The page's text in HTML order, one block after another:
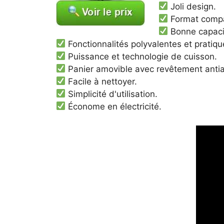
Joli design.
Format
Bonne
Fonctionnalités polyvalentes et
Puissance et technologie de cuisson.
Panier amovible avec revêtement
Facile à nettoyer.
Simplicité d'utilisation.
Économe en électricité.